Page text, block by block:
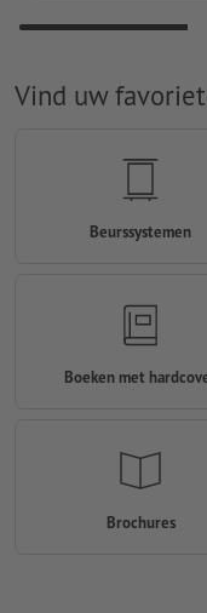
Vind uw
Beurssystemen
Boeken met
Brochures